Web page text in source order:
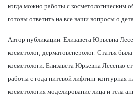
когда можно работы с косметологическим
готовы ответить на все ваши вопросы о
Автор публикации. Елизавета Юрьевна
косметолог, дерматовенеролог. Статья
косметологи. Елизавета Юрьевна Лесенко
работы с года нитевой лифтинг контурная
косметология моделирование лица и тела